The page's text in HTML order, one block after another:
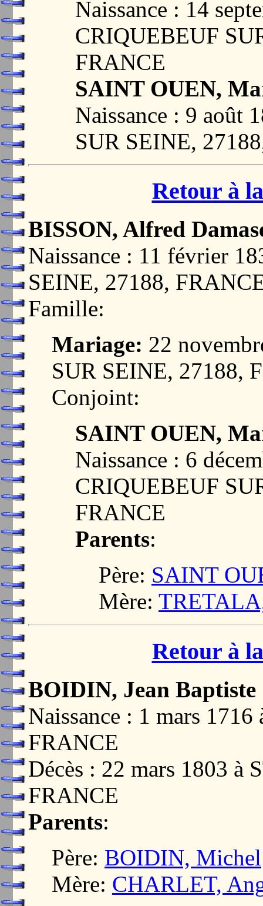
Naissance : 14
CRIQUEBEUF
FRANCE
SAINT OUEN,
Naissance : 9 août
SUR SEINE,
Retour à
BISSON, Alfred
Naissance : 11 février
SEINE, 27188,
Famille:
Mariage: 22
SUR SEINE, 27188,
Conjoint:
SAINT OUEN,
Naissance : 6
CRIQUEBEUF
FRANCE
Parents:
Père: SAINT
Mère:
Retour à
BOIDIN, Jean Baptiste
Naissance : 1 mars
FRANCE
Décès : 22 mars 1803 à
FRANCE
Parents:
Père: BOIDIN, Michel
Mère: CHARLET,